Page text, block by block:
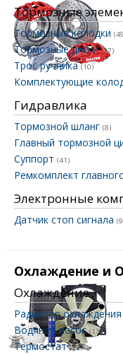
Тормозные
Тормозные колодки
Тормозные диски(27)
Трос ручника(10)
Комплектующие
Гидравлика
Тормозной шланг (8)
Главный тормозной
Суппорт (41)
Ремкомплект
Электронные
Датчик стоп сигнала
Охлаждение и
Охлаждение
Радиатор охлаждения
Водяной насос(13)
Термостат(19)